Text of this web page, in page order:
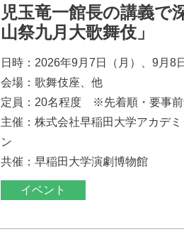
児玉竜一館長の講義で
山祭九月大歌舞伎」
日時：2026年9月7日（月）、9月8
会場：歌舞伎座、他
定員：20名程度 ※先着順・要事前
主催：株式会社早稲田大学アカデ
ン
共催：早稲田大学演劇博物館
イベント